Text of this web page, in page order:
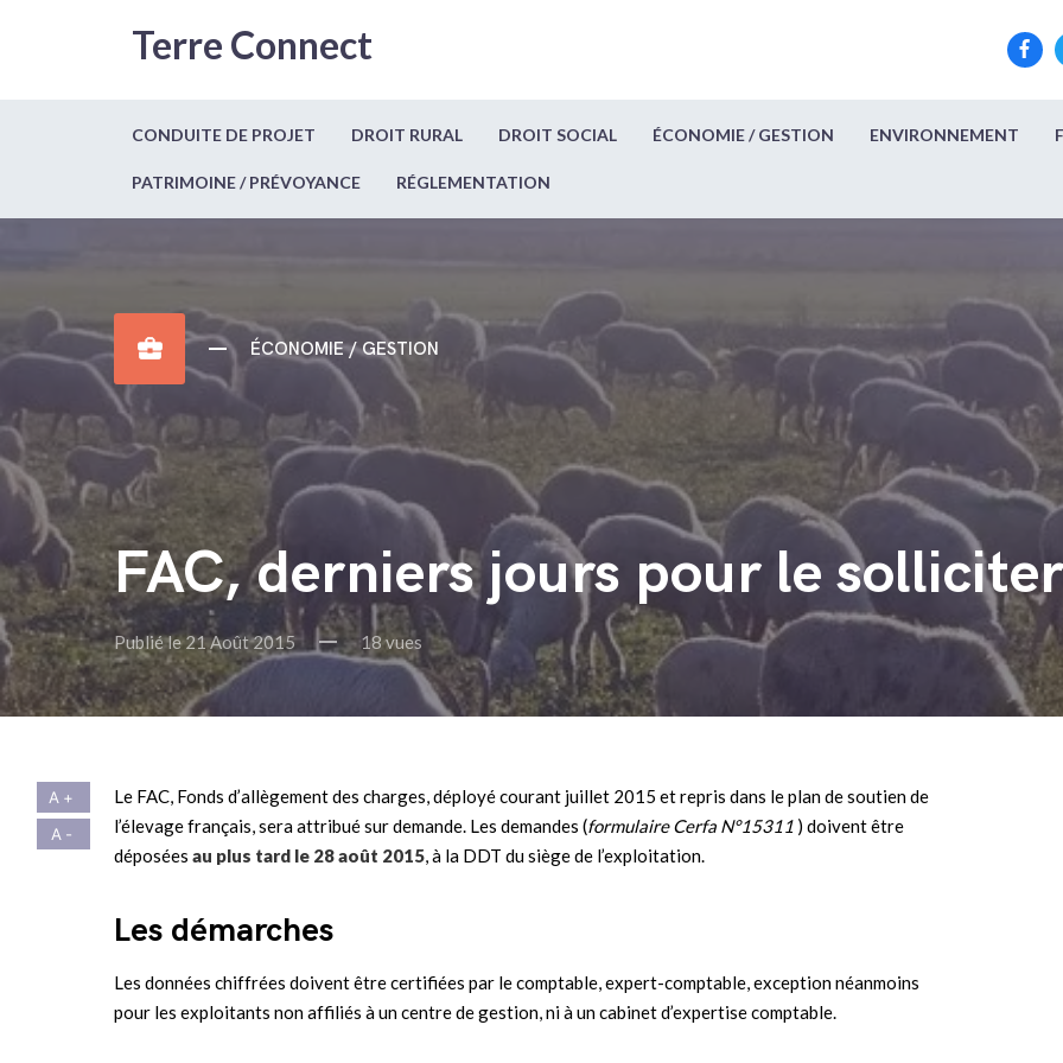
Terre Connect
CONDUITE DE PROJET DROIT RURAL DROIT SOCIAL ÉCONOMIE / GESTION ENVIRONNEMENT
PATRIMOINE / PRÉVOYANCE RÉGLEMENTATION
business_center ÉCONOMIE / GESTION
FAC, derniers jours pour le solliciter
Publié le 21 Août 2015 18 vues
Le FAC, Fonds d’allègement des charges, déployé courant juillet 2015 et repris dans le plan de soutien de
l’élevage français, sera attribué sur demande. Les demandes (formulaire Cerfa N°15311 ) doivent être
déposées au plus tard le 28 août 2015, à la DDT du siège de l’exploitation.
Les démarches
Les données chiffrées doivent être certifiées par le comptable, expert-comptable, exception néanmoins
pour les exploitants non affiliés à un centre de gestion, ni à un cabinet d’expertise comptable.